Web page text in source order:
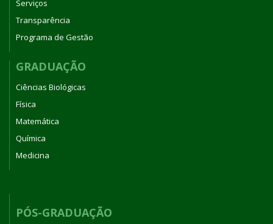
Serviços
Transparência
Programa de Gestão
GRADUAÇÃO
Ciências Biológicas
Física
Matemática
Química
Medicina
PÓS-GRADUAÇÃO